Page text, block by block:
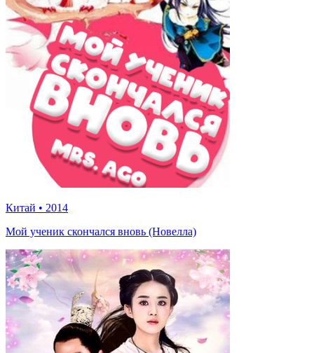
Китай • 2014
Мой ученик скончался вновь (Новелла)